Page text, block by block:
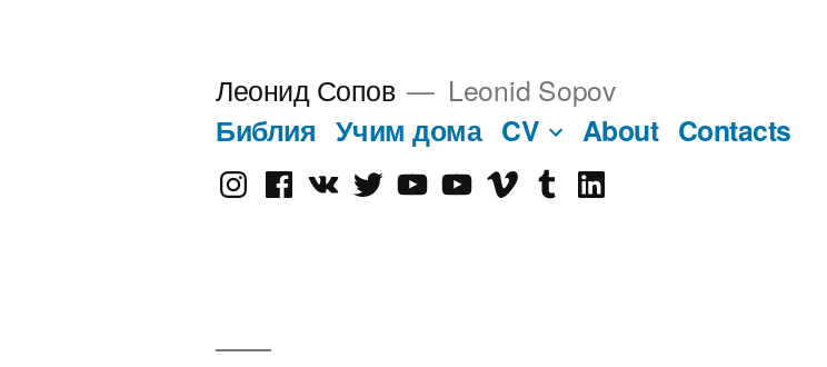
Леонид Сопов Leonid Sopov
Библия Учим дома CV About Contacts
InstagramFacebook
VK TwitterYoutube
Old Vimeotumblrlinkedin